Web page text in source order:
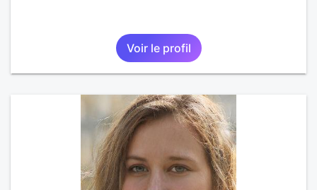
Voir le profil